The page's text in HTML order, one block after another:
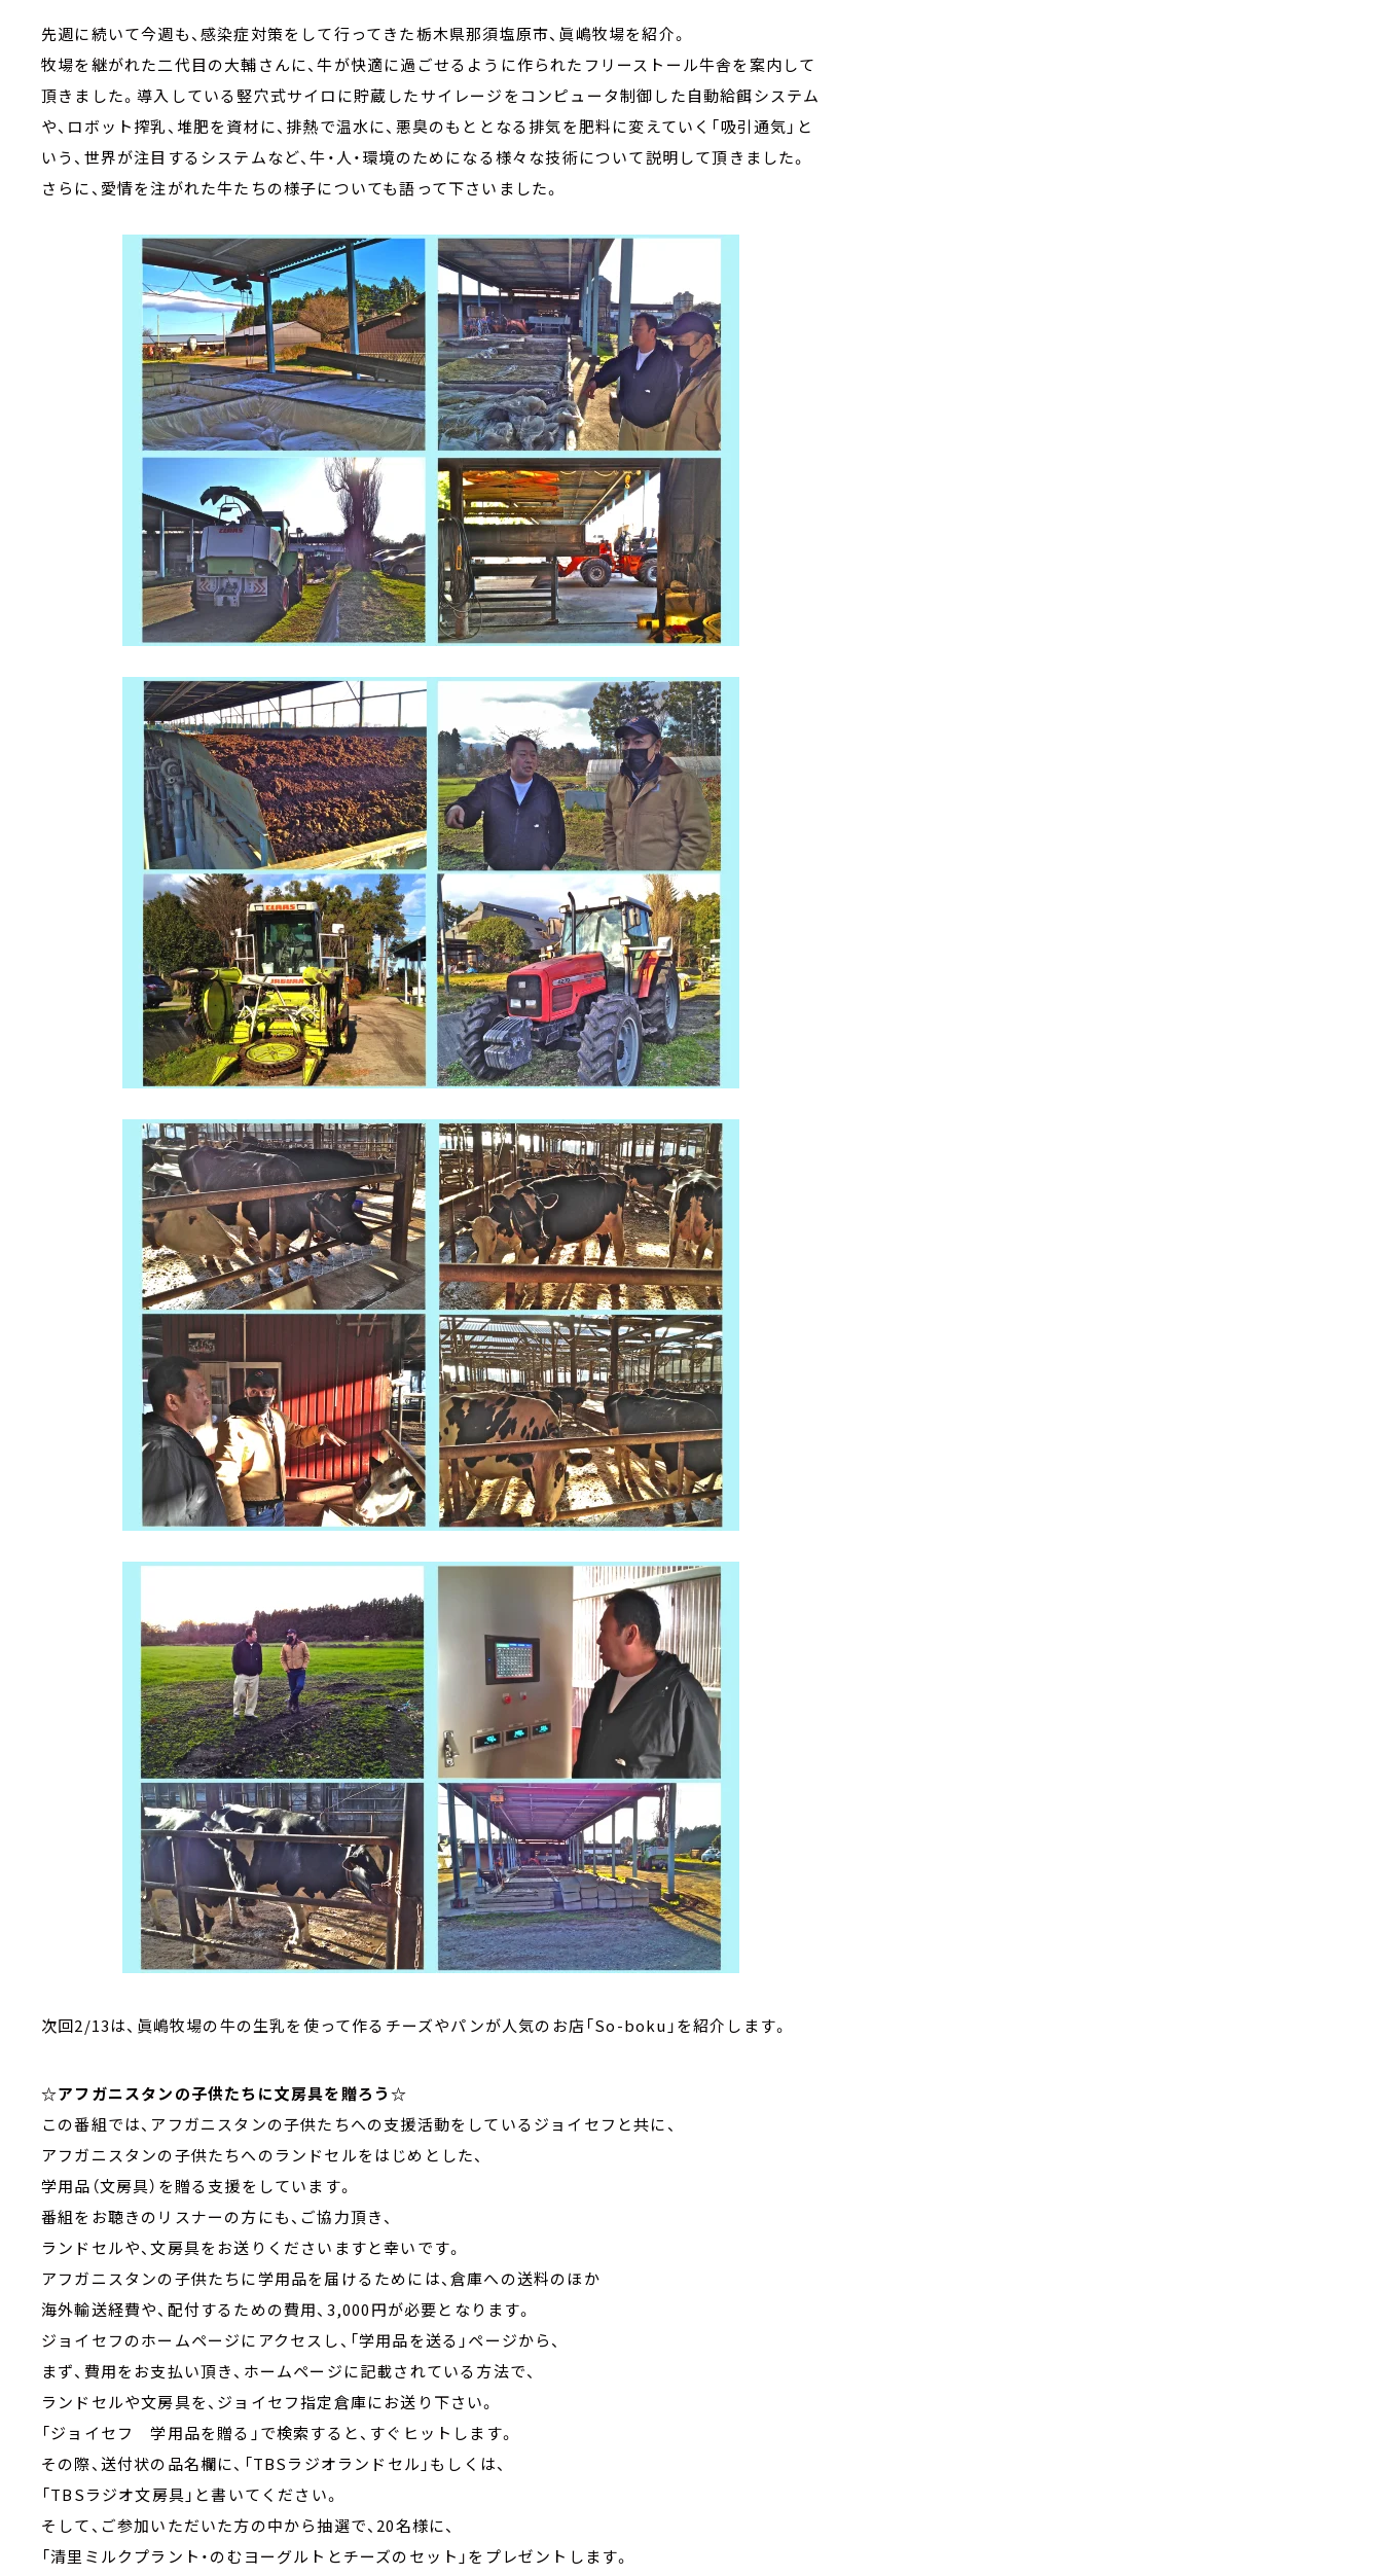
先週に続いて今週も、感染症対策をして行ってきた栃木県那須塩原市、眞嶋牧場を紹介。
牧場を継がれた二代目の大輔さんに、牛が快適に過ごせるように作られたフリーストール牛舎を案内して
頂きました。導入している竪穴式サイロに貯蔵したサイレージをコンピュータ制御した自動給餌システム
や、ロボット搾乳、堆肥を資材に、排熱で温水に、悪臭のもととなる排気を肥料に変えていく「吸引通気」と
いう、世界が注目するシステムなど、牛・人・環境のためになる様々な技術について説明して頂きました。
さらに、愛情を注がれた牛たちの様子についても語って下さいました。
次回2/13は、眞嶋牧場の牛の生乳を使って作るチーズやパンが人気のお店「So-boku」を紹介します。
☆アフガニスタンの子供たちに文房具を贈ろう☆
この番組では、アフガニスタンの子供たちへの支援活動をしているジョイセフと共に、
アフガニスタンの子供たちへのランドセルをはじめとした、
学用品（文房具）を贈る支援をしています。
番組をお聴きのリスナーの方にも、ご協力頂き、
ランドセルや、文房具をお送りくださいますと幸いです。
アフガニスタンの子供たちに学用品を届けるためには、倉庫への送料のほか
海外輸送経費や、配付するための費用、3,000円が必要となります。
ジョイセフのホームページにアクセスし、「学用品を送る」ページから、
まず、費用をお支払い頂き、ホームページに記載されている方法で、
ランドセルや文房具を、ジョイセフ指定倉庫にお送り下さい。
「ジョイセフ 学用品を贈る」で検索すると、すぐヒットします。
その際、送付状の品名欄に、「TBSラジオランドセル」もしくは、
「TBSラジオ文房具」と書いてください。
そして、ご参加いただいた方の中から抽選で、20名様に、
「清里ミルクプラント・のむヨーグルトとチーズのセット」をプレゼントします。